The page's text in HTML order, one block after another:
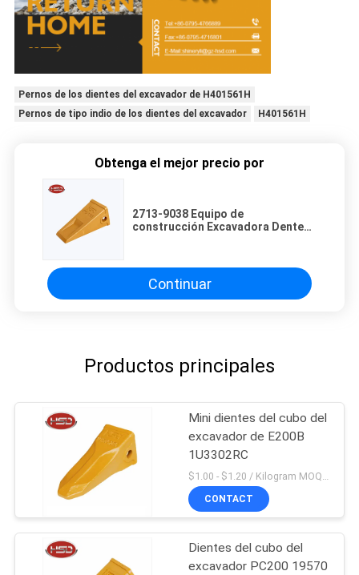
Pernos de los dientes del excavador de H401561H
Pernos de tipo indio de los dientes del excavador
H401561H
Obtenga el mejor precio por
2713-9038 Equipo de
construcción Excavadora Dentes
Continuar
Productos principales
Mini dientes del cubo del
excavador de E200B
1U3302RC
$1.00 - $1.20 / Kilogram MOQ:100 kilogramos/kilogramos
CONTACT
Dientes del cubo del
excavador PC200 19570